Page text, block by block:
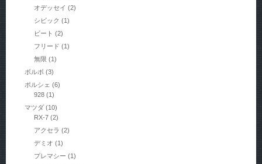
オデッセイ (2)
シビック (1)
ビート (2)
フリード (1)
無限 (1)
ボルボ (3)
ポルシェ (6)
928 (1)
マツダ(10)
RX-7 (2)
アクセラ (2)
デミオ (1)
プレマシー (1)